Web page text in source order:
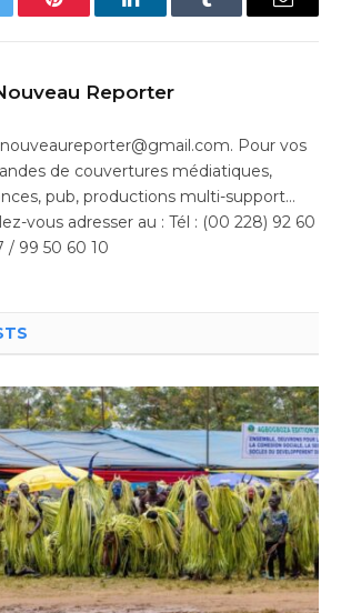
Pinterest LinkedInTumblr Email
Reporter
Pour vos
de couvertures médiatiques,
pub, productions multi-support…
vous adresser au : Tél : (00 228) 92 60
/ 99 50 60 10